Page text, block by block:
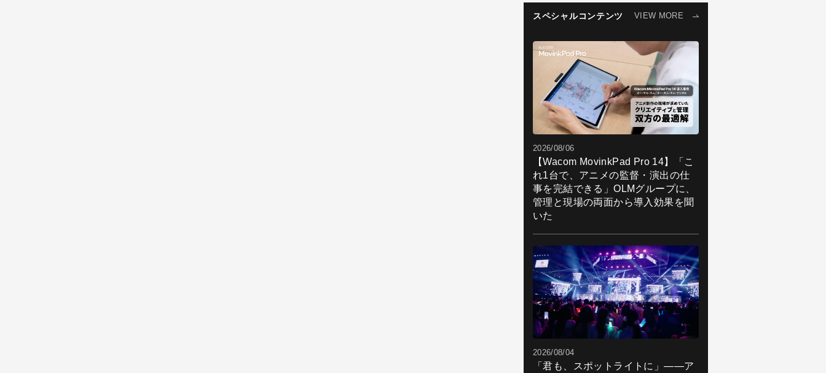
スペシャルコンテンツ VIEW MORE
2026/08/06
【Wacom MovinkPad Pro 14】「こ
れ1台で、アニメの監督・演出の仕
事を完結できる」OLMグループに、
管理と現場の両面から導入効果を聞
いた
2026/08/04
「君も、スポットライトに」――ア